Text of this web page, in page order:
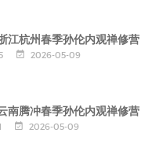
江杭州春季孙伦内观禅修营
2026-05-09
南腾冲春季孙伦内观禅修营
2026-05-09